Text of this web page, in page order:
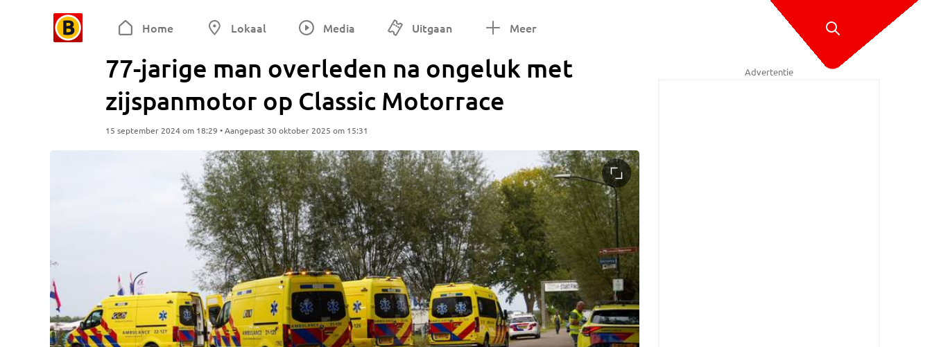
Home Lokaal Media Uitgaan Meer
77-jarige man overleden na ongeluk met
zijspanmotor op Classic Motorrace
15 september 2024 om 18:29 • Aangepast 30 oktober 2025 om 15:31
Advertentie